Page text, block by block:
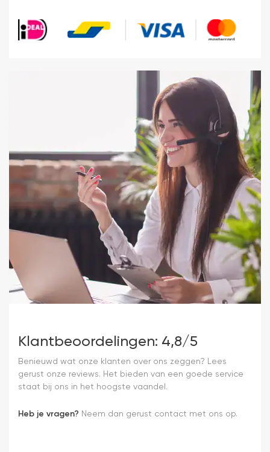
Klantbeoordelingen: 4,8/5
Benieuwd wat onze klanten over ons zeggen? Lees
gerust onze reviews. Het bieden van een goede service
staat bij ons in het hoogste vaandel.
Heb je vragen? Neem dan gerust contact met ons op.